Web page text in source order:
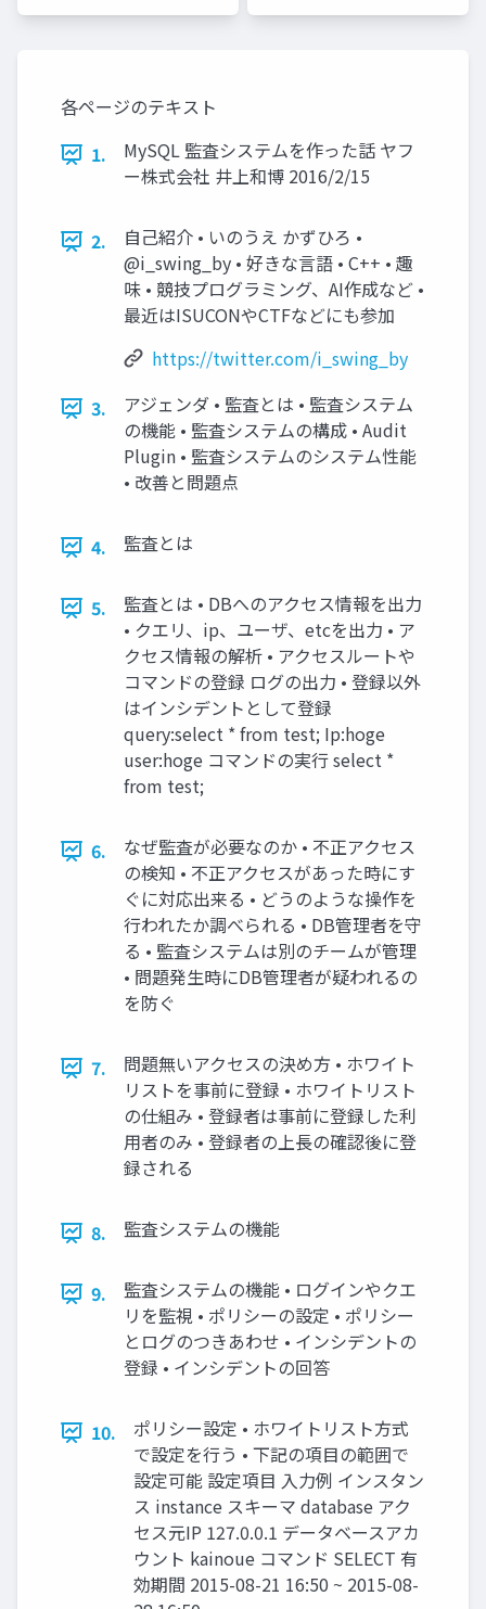
各ページのテキスト
1.
MySQL 監査システムを作った話 ヤフ
ー株式会社 井上和博 2016/2/15
2.
自己紹介 • いのうえ かずひろ •
@i_swing_by • 好きな言語 • C++ • 趣
味 • 競技プログラミング、AI作成など •
最近はISUCONやCTFなどにも参加
https://twitter.com/i_swing_by
3.
アジェンダ • 監査とは • 監査システム
の機能 • 監査システムの構成 • Audit
Plugin • 監査システムのシステム性能
• 改善と問題点
4. 監査とは
5.
監査とは • DBへのアクセス情報を出力
• クエリ、ip、ユーザ、etcを出力 • ア
クセス情報の解析 • アクセスルートや
コマンドの登録 ログの出力 • 登録以外
はインシデントとして登録
query:select * from test; Ip:hoge
user:hoge コマンドの実行 select *
from test;
6.
なぜ監査が必要なのか • 不正アクセス
の検知 • 不正アクセスがあった時にす
ぐに対応出来る • どうのような操作を
行われたか調べられる • DB管理者を守
る • 監査システムは別のチームが管理
• 問題発生時にDB管理者が疑われるの
を防ぐ
7.
問題無いアクセスの決め方 • ホワイト
リストを事前に登録 • ホワイトリスト
の仕組み • 登録者は事前に登録した利
用者のみ • 登録者の上長の確認後に登
録される
8. 監査システムの機能
9.
監査システムの機能 • ログインやクエ
リを監視 • ポリシーの設定 • ポリシー
とログのつきあわせ • インシデントの
登録 • インシデントの回答
10.
ポリシー設定 • ホワイトリスト方式
で設定を行う • 下記の項目の範囲で
設定可能 設定項目 入力例 インスタン
ス instance スキーマ database アク
セス元IP 127.0.0.1 データベースアカ
ウント kainoue コマンド SELECT 有
効期間 2015-08-21 16:50 ~ 2015-08-